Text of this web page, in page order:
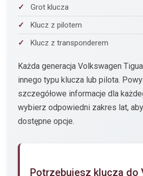
Grot klucza
Klucz z pilotem
Klucz z transponderem
Każda generacja Volkswagen
innego typu klucza lub pilota.
szczegółowe informacje dla
wybierz odpowiedni zakres lat,
dostępne opcje.
Potrzebujesz klucza do